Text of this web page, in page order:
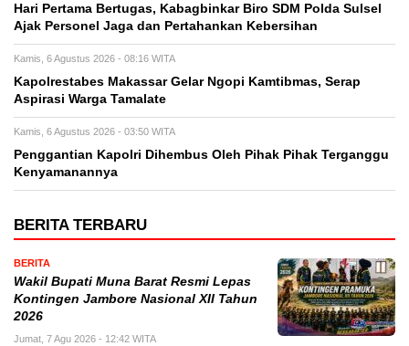
Hari Pertama Bertugas, Kabagbinkar Biro SDM Polda Sulsel
Ajak Personel Jaga dan Pertahankan Kebersihan
Kamis, 6 Agustus 2026 - 08:16 WITA
Kapolrestabes Makassar Gelar Ngopi Kamtibmas, Serap
Aspirasi Warga Tamalate
Kamis, 6 Agustus 2026 - 03:50 WITA
Penggantian Kapolri Dihembus Oleh Pihak Pihak Terganggu
Kenyamanannya
BERITA TERBARU
BERITA
Wakil Bupati Muna Barat Resmi Lepas
Kontingen Jambore Nasional XII Tahun
2026
Jumat, 7 Agu 2026 - 12:42 WITA